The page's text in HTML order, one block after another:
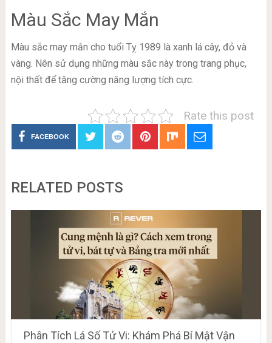
Màu Sắc May Mắn
Màu sắc may mắn cho tuổi Tỵ 1989 là xanh lá cây, đỏ và
vàng. Nên sử dụng những màu sắc này trong trang phục,
nội thất để tăng cường năng lượng tích cực.
Rate this post
FACEBOOK
RELATED POSTS
Phân Tích Lá Số Tử Vi: Khám Phá Bí Mật Vận